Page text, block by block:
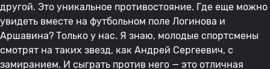
другой. Это уникальное противостояние. Где еще можно
увидеть вместе на футбольном поле Логинова и
Аршавина? Только у нас. Я знаю, молодые спортсмены
смотрят на таких звезд, как Андрей Сергеевич, с
замиранием. И сыграть против него — это отличная